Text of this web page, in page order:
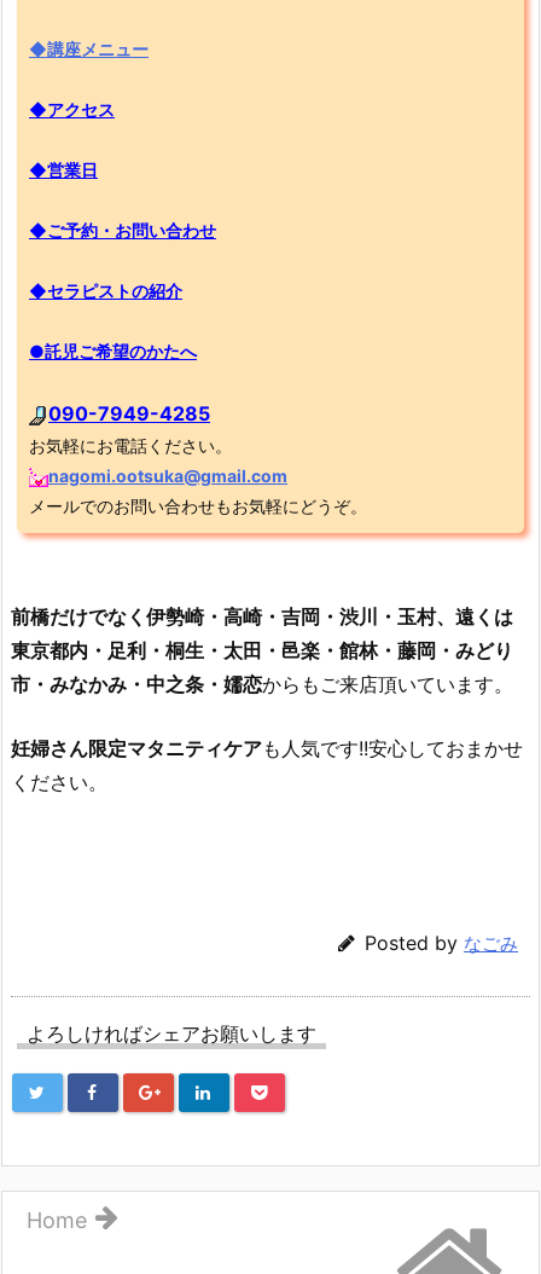
◆講座メニュー
◆アクセス
◆営業日
◆ご予約・お問い合わせ
◆セラピストの紹介
●託児ご希望のかたへ
090-7949-4285
お気軽にお電話ください。
nagomi.ootsuka@gmail.com
メールでのお問い合わせもお気軽にどうぞ。
前橋だけでなく伊勢崎・高崎・吉岡・渋川・玉村、遠くは
東京都内・足利・桐生・太田・邑楽・館林・藤岡・みどり
市・みなかみ・中之条・嬬恋からもご来店頂いています。
妊婦さん限定マタニティケアも人気です!!安心しておまかせ
ください。
Posted by なごみ
よろしければシェアお願いします
Home